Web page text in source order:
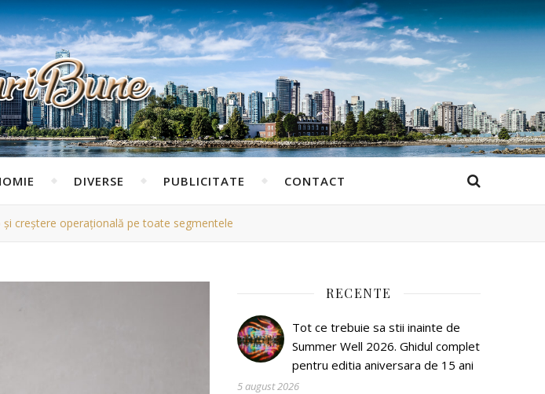
DIVERSE PUBLICITATE CONTACT
creștere operațională pe toate segmentele
RECENTE
Tot ce trebuie sa stii inainte de
Summer Well 2026. Ghidul complet
pentru editia aniversara de 15 ani
5 august 2026